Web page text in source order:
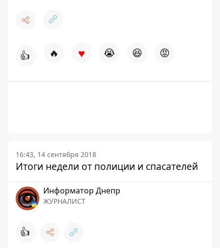
👍 🔥 ♥ 😭 😆 😡
16:43, 14 сентября 2018
Итоги недели от полиции и спасателей
Информатор Днепр
ЖУРНАЛИСТ
👍